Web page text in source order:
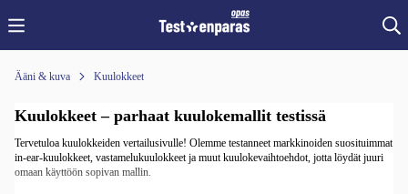
Ääni & kuva Kuulokkeet
Kuulokkeet – parhaat kuulokemallit testissä
Tervetuloa kuulokkeiden vertailusivulle! Olemme testanneet markkinoiden suosituimmat
in-ear-kuulokkeet, vastamelukuulokkeet ja muut kuulokevaihtoehdot, jotta löydät juuri
omaan käyttöön sopivan mallin.